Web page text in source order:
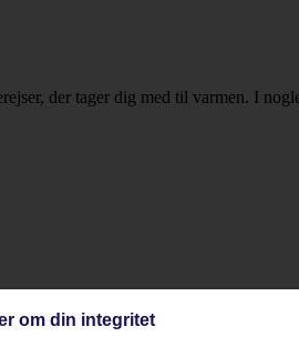
der tager dig med til varmen. I
for at tilpasse rejsen til dine
til Sibari!
om din integritet